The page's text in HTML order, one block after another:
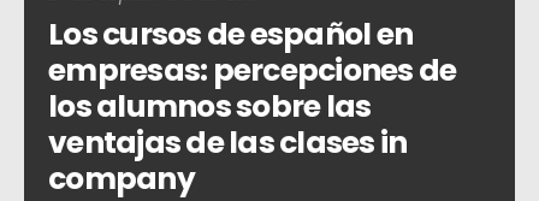
Los cursos de español en
empresas: percepciones de
los alumnos sobre las
ventajas de las clases in
company